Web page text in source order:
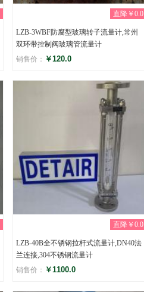
直降￥0.0
LZB-3WBF防腐型玻璃转子流量计,常州
双环带控制阀玻璃管流量计
销售价： ￥120.0
评分
直降￥0.0
LZB-40B全不锈钢拉杆式流量计,DN40法
兰连接,304不锈钢流量计
销售价： ￥1100.0